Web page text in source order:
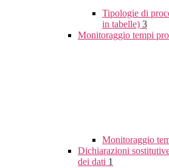
Tipologie di
in tabelle) 3
Monitoraggio tempi
Monitoraggio
Dichiarazioni
dei dati 1